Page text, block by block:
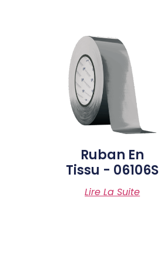
Ruban En
Tissu - 06106S
Lire La Suite